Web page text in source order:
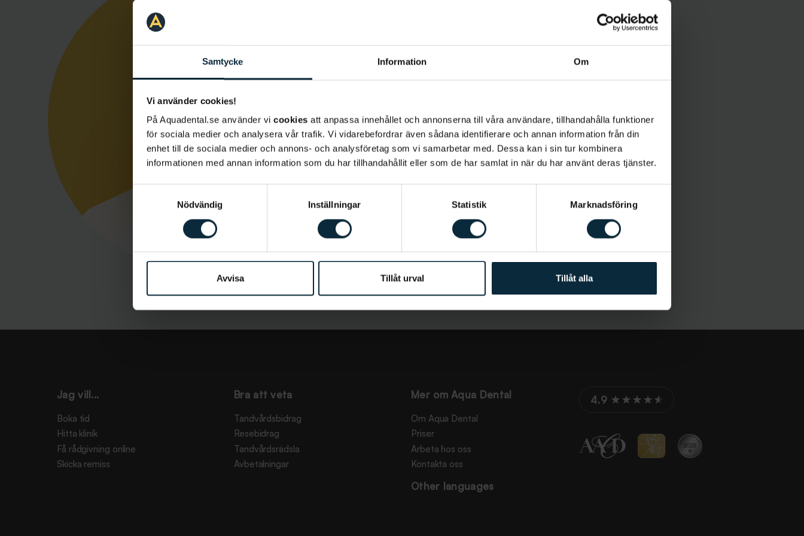
Samtycke Information Om
Vi använder cookies!
På Aquadental.se använder vi cookies att anpassa innehållet och annonserna till våra användare, tillhandahålla funktioner
för sociala medier och analysera vår trafik. Vi vidarebefordrar även sådana identifierare och annan information från din
enhet till de sociala medier och annons- och analysföretag som vi samarbetar med. Dessa kan i sin tur kombinera
informationen med annan information som du har tillhandahållit eller som de har samlat in när du har använt deras tjänster.
Samtyckesval
Nödvändig
Inställningar Statistik Marknadsföring
Avvisa Tillåt urval Tillåt alla
Jag vill...
Boka tid
Hitta klinik
Få rådgivning online
Skicka remiss
Bra att veta
Tandvårdsbidrag
Resebidrag
Tandvårdsrädsla
Avbetalningar
Mer om Aqua Dental
Om Aqua Dental
Priser
Arbeta hos oss
Kontakta oss
Other languages
4.9